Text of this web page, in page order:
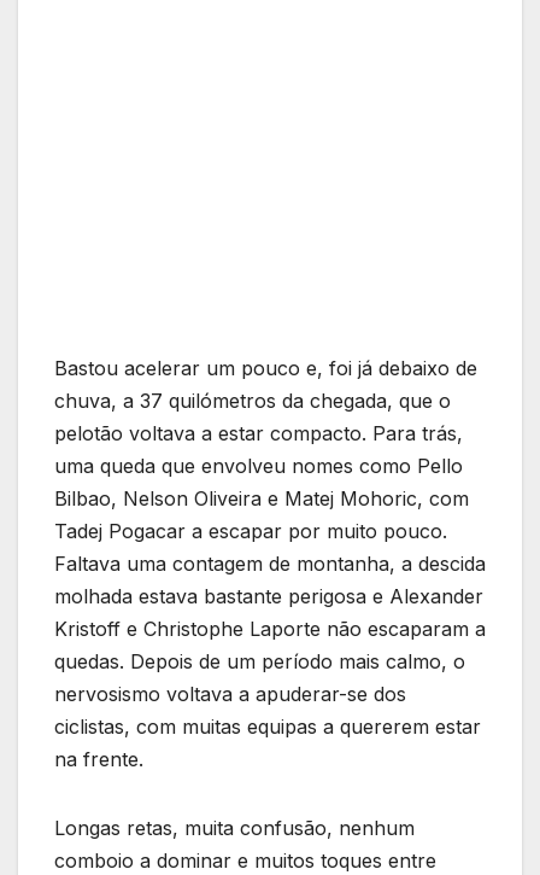
Bastou acelerar um pouco e, foi já debaixo de
chuva, a 37 quilómetros da chegada, que o
pelotão voltava a estar compacto. Para trás,
uma queda que envolveu nomes como Pello
Bilbao, Nelson Oliveira e Matej Mohoric, com
Tadej Pogacar a escapar por muito pouco.
Faltava uma contagem de montanha, a descida
molhada estava bastante perigosa e Alexander
Kristoff e Christophe Laporte não escaparam a
quedas. Depois de um período mais calmo, o
nervosismo voltava a apuderar-se dos
ciclistas, com muitas equipas a quererem estar
na frente.
Longas retas, muita confusão, nenhum
comboio a dominar e muitos toques entre